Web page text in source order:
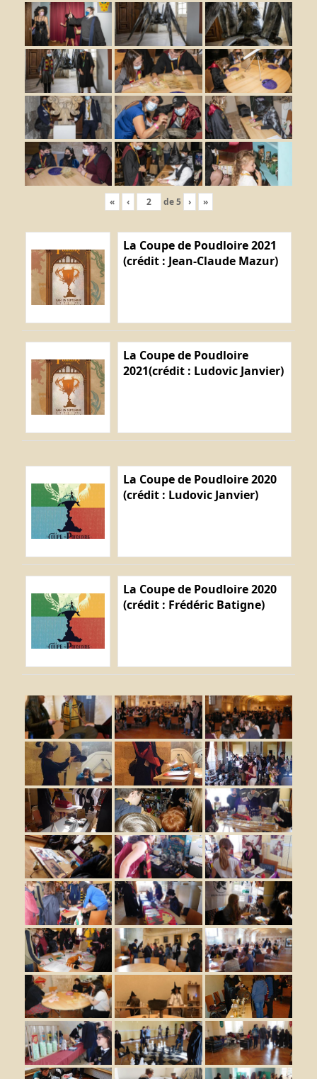
« ‹ de5 › »
La Coupe de Poudloire 2021
(crédit : Jean-Claude Mazur)
La Coupe de Poudloire
2021(crédit : Ludovic Janvier)
La Coupe de Poudloire 2020
(crédit : Ludovic Janvier)
La Coupe de Poudloire 2020
(crédit : Frédéric Batigne)